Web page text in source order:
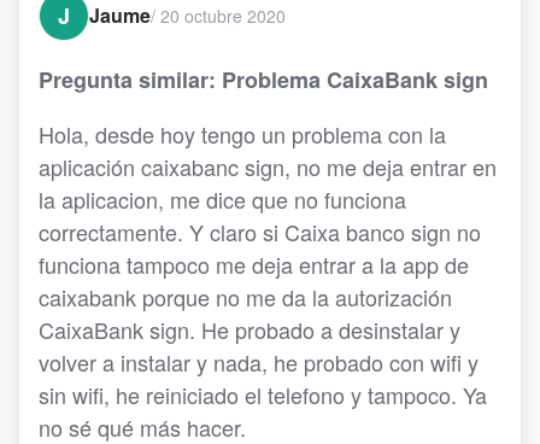
J
Jaume/ 20 octubre 2020
Pregunta similar: Problema CaixaBank sign
Hola, desde hoy tengo un problema con la
aplicación caixabanc sign, no me deja entrar en
la aplicacion, me dice que no funciona
correctamente. Y claro si Caixa banco sign no
funciona tampoco me deja entrar a la app de
caixabank porque no me da la autorización
CaixaBank sign. He probado a desinstalar y
volver a instalar y nada, he probado con wifi y
sin wifi, he reiniciado el telefono y tampoco. Ya
no sé qué más hacer.